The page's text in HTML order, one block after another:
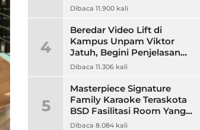
Dibaca 11.900 kali
4
Beredar Video Lift di
Kampus Unpam Viktor
Jatuh, Begini Penjelasan
Rektor Unpam
Dibaca 11.306 kali
5
Masterpiece Signature
Family Karaoke Teraskota
BSD Fasilitasi Room Yang
Nyaman dan Harga
Dibaca 8.084 kali